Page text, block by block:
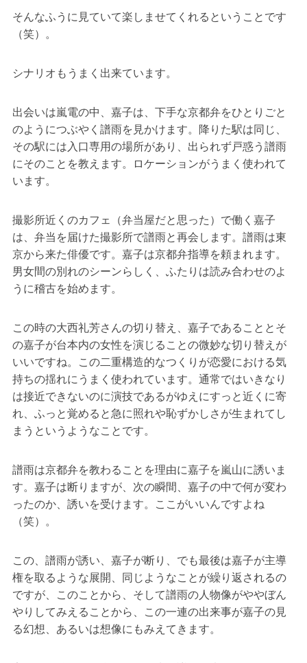
そんなふうに見ていて楽しませてくれるということです
（笑）。
シナリオもうまく出来ています。
出会いは嵐電の中、嘉子は、下手な京都弁をひとりごと
のようにつぶやく譜雨を見かけます。降りた駅は同じ、
その駅には入口専用の場所があり、出られず戸惑う譜雨
にそのことを教えます。ロケーションがうまく使われて
います。
撮影所近くのカフェ（弁当屋だと思った）で働く嘉子
は、弁当を届けた撮影所で譜雨と再会します。譜雨は東
京から来た俳優です。嘉子は京都弁指導を頼まれます。
男女間の別れのシーンらしく、ふたりは読み合わせのよ
うに稽古を始めます。
この時の大西礼芳さんの切り替え、嘉子であることとそ
の嘉子が台本内の女性を演じることの微妙な切り替えが
いいですね。この二重構造的なつくりが恋愛における気
持ちの揺れにうまく使われています。通常ではいきなり
は接近できないのに演技であるがゆえにすっと近くに寄
れ、ふっと覚めると急に照れや恥ずかしさが生まれてし
まうというようなことです。
譜雨は京都弁を教わることを理由に嘉子を嵐山に誘いま
す。嘉子は断りますが、次の瞬間、嘉子の中で何が変わ
ったのか、誘いを受けます。ここがいいんですよね
（笑）。
この、譜雨が誘い、嘉子が断り、でも最後は嘉子が主導
権を取るような展開、同じようなことが繰り返されるの
ですが、このことから、そして譜雨の人物像がややぼん
やりしてみえることから、この一連の出来事が嘉子の見
る幻想、あるいは想像にもみえてきます。